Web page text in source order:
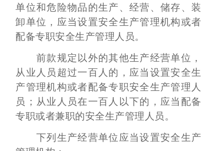
单位和危险物品的生产、经营、储存、装
卸单位，应当设置安全生产管理机构或者
配备专职安全生产管理人员。
前款规定以外的其他生产经营单位，
从业人员超过一百人的，应当设置安全生
产管理机构或者配备专职安全生产管理人
员；从业人员在一百人以下的，应当配备
专职或者兼职的安全生产管理人员。
下列生产经营单位应当设置安全生产